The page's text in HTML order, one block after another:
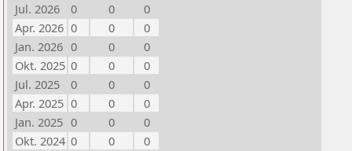
Jul. 2026
0 0
0
Apr. 2026 0 0
0
Jan. 2026 0 0
0
Okt. 2025 0 0
0
Jul. 2025
0 0
0
Apr. 2025 0 0
0
Jan. 2025 0 0
0
Okt. 2024 0 0
0